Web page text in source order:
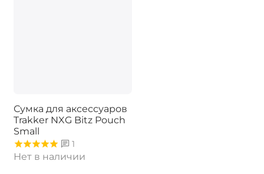
Сумка для аксессуаров
Trakker NXG Bitz Pouch
Small
1
Нет в наличии